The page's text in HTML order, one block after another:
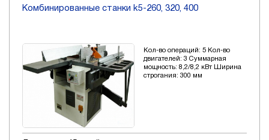
Комбинированные станки k5-260, 320, 400
Кол-во операций: 5 Кол-во
двигателей: 3 Суммарная
мощность: 8,2/8,2 кВт Ширина
строгания: 300 мм